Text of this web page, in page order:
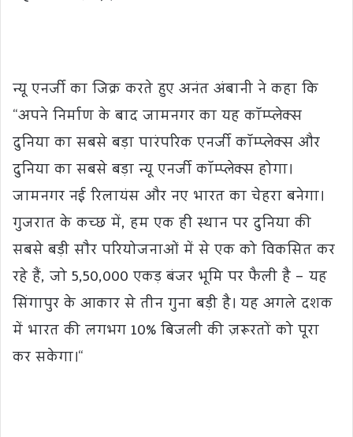
न्यू एनर्जी का जिक्र करते हुए अनंत अंबानी ने कहा कि
“अपने निर्माण के बाद जामनगर का यह कॉम्प्लेक्स
दुनिया का सबसे बड़ा पारंपरिक एनर्जी कॉम्प्लेक्स और
दुनिया का सबसे बड़ा न्यू एनर्जी कॉम्प्लेक्स होगा।
जामनगर नई रिलायंस और नए भारत का चेहरा बनेगा।
गुजरात के कच्छ में, हम एक ही स्थान पर दुनिया की
सबसे बड़ी सौर परियोजनाओं में से एक को विकसित कर
रहे हैं, जो 5,50,000 एकड़ बंजर भूमि पर फैली है – यह
सिंगापुर के आकार से तीन गुना बड़ी है। यह अगले दशक
में भारत की लगभग 10% बिजली की ज़रूरतों को पूरा
कर सकेगा।“